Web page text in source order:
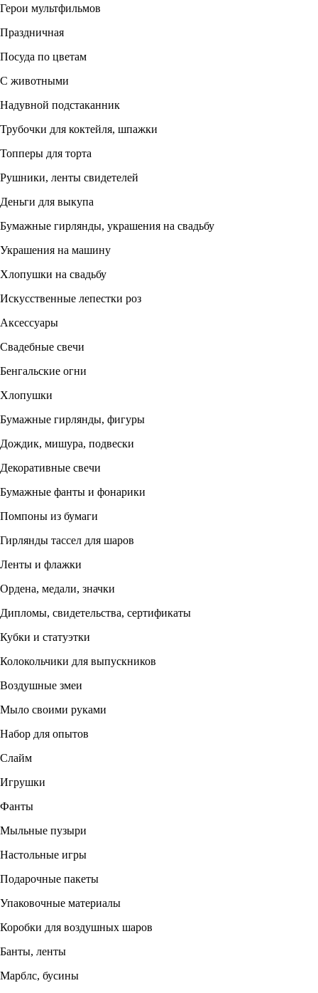
Герои мультфильмов
Праздничная
Посуда по цветам
С животными
Надувной подстаканник
Трубочки для коктейля, шпажки
Топперы для торта
Рушники, ленты свидетелей
Деньги для выкупа
Бумажные гирлянды, украшения на свадьбу
Украшения на машину
Хлопушки на свадьбу
Искусственные лепестки роз
Аксессуары
Свадебные свечи
Бенгальские огни
Хлопушки
Бумажные гирлянды, фигуры
Дождик, мишура, подвески
Декоративные свечи
Бумажные фанты и фонарики
Помпоны из бумаги
Гирлянды тассел для шаров
Ленты и флажки
Ордена, медали, значки
Дипломы, свидетельства, сертификаты
Кубки и статуэтки
Колокольчики для выпускников
Воздушные змеи
Мыло своими руками
Набор для опытов
Слайм
Игрушки
Фанты
Мыльные пузыри
Настольные игры
Подарочные пакеты
Упаковочные материалы
Коробки для воздушных шаров
Банты, ленты
Марблс, бусины